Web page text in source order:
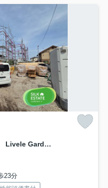
新築 伊勢崎第3茂呂町 2号棟 Livele Garden.S
23分